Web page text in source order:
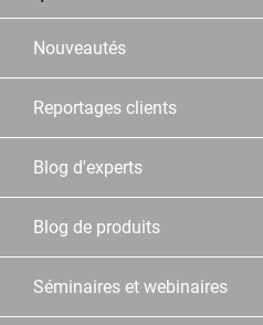
Nouveautés
Reportages clients
Blog d'experts
Blog de produits
Séminaires et webinaires